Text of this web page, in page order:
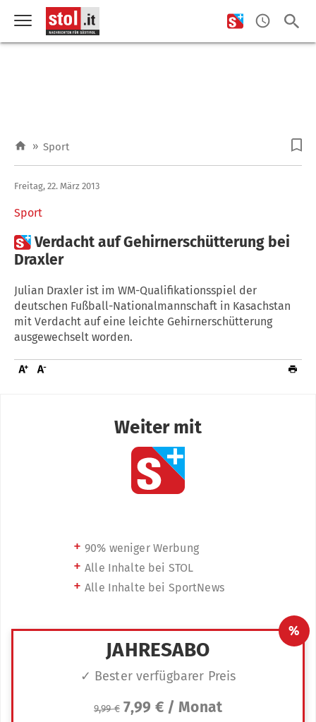
» Sport
Sport
Freitag, 22. März 2013
Verdacht auf Gehirnerschütterung bei
Draxler
Julian Draxler ist im WM-Qualifikationsspiel der
deutschen Fußball-Nationalmannschaft in Kasachstan
mit Verdacht auf eine leichte Gehirnerschütterung
ausgewechselt worden.